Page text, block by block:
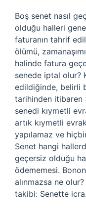
Boş senet nasıl
olduğu halleri
faturanın tahrif
ölümü,
halinde fatura
senede iptal olur?
edildiğinde, belirli
tarihinden itibaren
senedi kıymetli
artık kıymetli
yapılamaz ve
Senet hangi
geçersiz olduğu
ödememesi.
alınmazsa ne
takibi: Senette